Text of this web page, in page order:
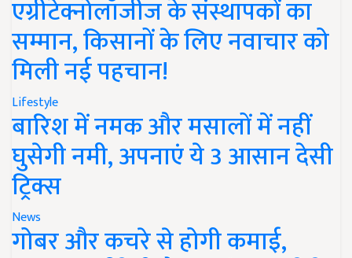
एग्रीटेक्नोलॉजीज के संस्थापकों का
सम्मान, किसानों के लिए नवाचार को
मिली नई पहचान!
Lifestyle
बारिश में नमक और मसालों में नहीं
घुसेगी नमी, अपनाएं ये 3 आसान देसी
ट्रिक्स
News
गोबर और कचरे से होगी कमाई,